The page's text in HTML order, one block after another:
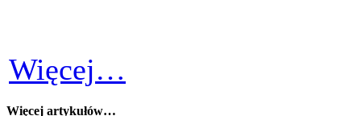
Więcej…
Więcej artykułów…